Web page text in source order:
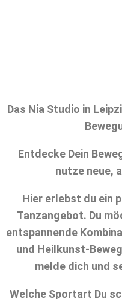
Das Nia Studio in
Entdecke Dein
nutze neue,
Hier erlebst du ein
Tanzangebot. Du
entspannende
und Heilkunst-
melde dich und
Welche Sportart Du